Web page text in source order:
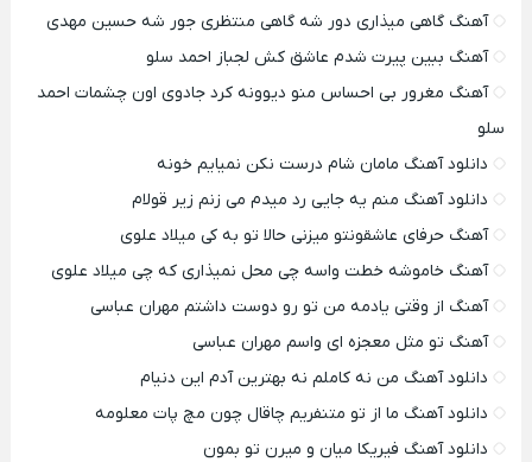
آهنگ گاهی میذاری دور شه گاهی منتظری جور شه حسین مهدی
آهنگ ببین پیرت شدم عاشق کش لجباز احمد سلو
آهنگ مغرور بی احساس منو دیوونه کرد جادوی اون چشمات احمد
سلو
دانلود آهنگ مامان شام درست نکن نمیایم خونه
دانلود آهنگ منم یه جایی رد میدم می زنم زیر قولام
آهنگ حرفای عاشقونتو میزنی حالا تو به کی میلاد علوی
آهنگ خاموشه خطت واسه چی محل نمیذاری که چی میلاد علوی
آهنگ از وقتی یادمه من تو رو دوست داشتم مهران عباسی
آهنگ تو مثل معجزه ای واسم مهران عباسی
دانلود آهنگ من نه کاملم نه بهترین آدم این دنیام
دانلود آهنگ ما از تو متنفریم چاقال چون مچ پات معلومه
دانلود آهنگ فیریکا میان و میرن تو بمون